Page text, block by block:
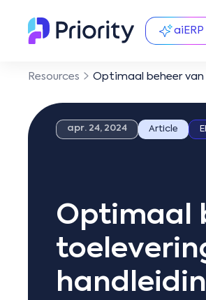
aiERP
Resources Optimaal beheer van
apr. 24, 2024 Article
Optimaal